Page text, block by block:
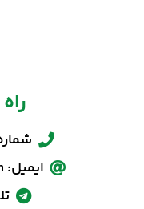
شماره
ایمیل: kamandi110@gmail.com